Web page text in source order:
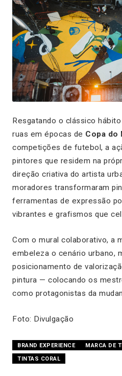
Resgatando o clássico
ruas em épocas de Copa do
competições de futebol, a
pintores que residem na
direção criativa do artista
moradores transformaram
ferramentas de expressão
vibrantes e grafismos que
Com o mural colaborativo, a
embeleza o cenário urbano,
posicionamento de
pintura — colocando os
como protagonistas da
Foto: Divulgação
BRAND EXPERIENCE MARCA DE
TINTAS CORAL